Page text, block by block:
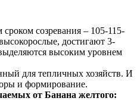
созревания – 105-115-
достигают 3-
высоким уровнем
для тепличных хозяйств. И
и формирование.
от Банана желтого: